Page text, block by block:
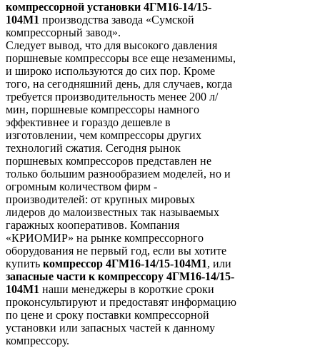
компрессорной установки 4ГМ16-14/15-
104М1 производства завода «Сумской
компрессорный завод».
Следует вывод, что для высокого давления
поршневые компрессоры все еще незаменимы,
и широко используются до сих пор. Кроме
того, на сегодняшний день, для случаев, когда
требуется производительность менее 200 л/
мин, поршневые компрессоры намного
эффективнее и гораздо дешевле в
изготовлении, чем компрессоры других
технологий сжатия. Сегодня рынок
поршневых компрессоров представлен не
только большим разнообразием моделей, но и
огромным количеством фирм -
производителей: от крупных мировых
лидеров до малоизвестных так называемых
гаражных кооперативов. Компания
«КРИОМИР» на рынке компрессорного
оборудования не первый год, если вы хотите
купить компрессор 4ГМ16-14/15-104М1, или
запасные части к компрессору 4ГМ16-14/15-
104М1 наши менеджеры в короткие сроки
проконсультируют и предоставят информацию
по цене и сроку поставки компрессорной
установки или запасных частей к данному
компрессору.